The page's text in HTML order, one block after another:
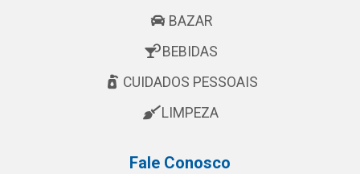
BAZAR
BEBIDAS
CUIDADOS PESSOAIS
LIMPEZA
Fale Conosco